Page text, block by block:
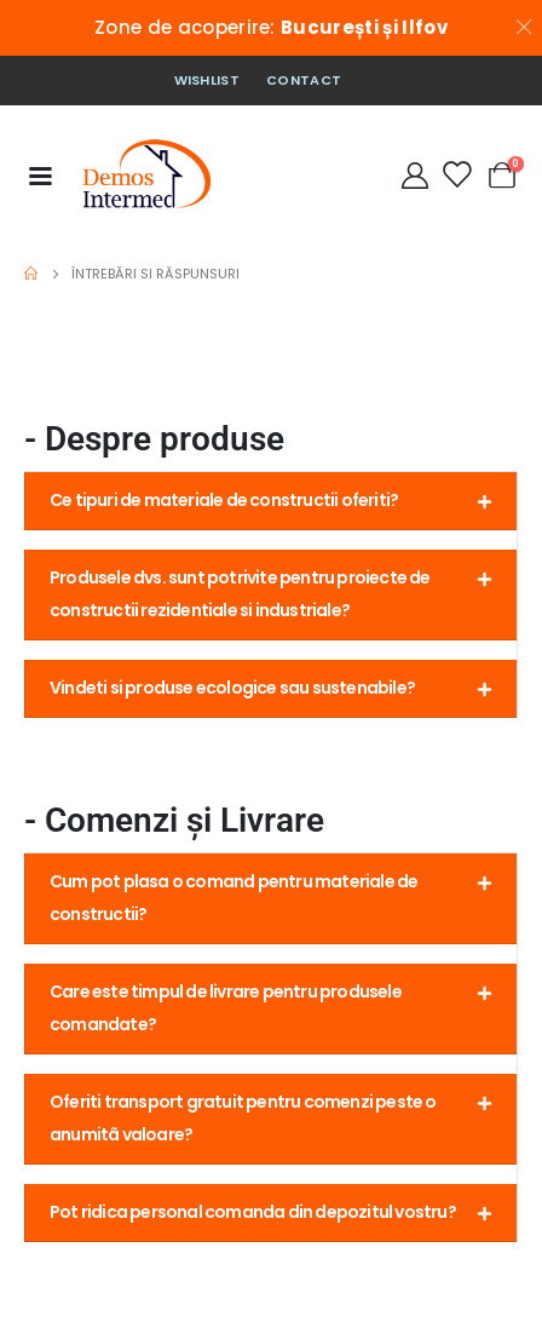
Zone de acoperire: București și Ilfov
WISHLIST CONTACT
0
ÎNTREBĂRI SI RĂSPUNSURI
- Despre produse
Ce tipuri de materiale de constructii oferiti?
Produsele dvs. sunt potrivite pentru proiecte de
constructii rezidentiale si industriale?
Vindeti si produse ecologice sau sustenabile?
- Comenzi și Livrare
Cum pot plasa o comand pentru materiale de
constructii?
Care este timpul de livrare pentru produsele
comandate?
Oferiti transport gratuit pentru comenzi peste o
anumitã valoare?
Pot ridica personal comanda din depozitul vostru?